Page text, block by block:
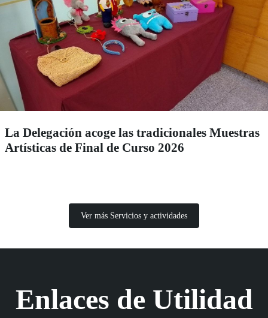
La Delegación acoge las tradicionales Muestras
Artísticas de Final de Curso 2026
Ver más Servicios y actividades
Enlaces de Utilidad